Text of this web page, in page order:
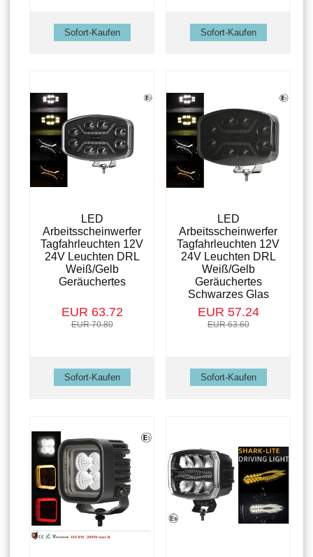
LED
Arbeitsscheinwerfer
Tagfahrleuchten 12V
24V Leuchten DRL
Weiß/Gelb
Geräuchertes
EUR 63.72
EUR 70.80
LED
Arbeitsscheinwerfer
Tagfahrleuchten 12V
24V Leuchten DRL
Weiß/Gelb
Geräuchertes
Schwarzes Glas
EUR 57.24
EUR 63.60